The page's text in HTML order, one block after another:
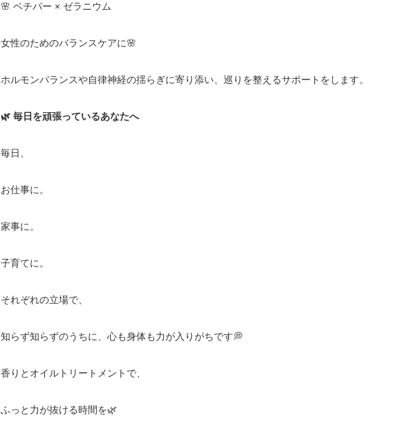
🌸 ベチパー × ゼラニウム
女性のためのバランスケアに🌸
ホルモンバランスや自律神経の揺らぎに寄り添い、巡りを整えるサポートをします。
🌿 毎日を頑張っているあなたへ
毎日、
お仕事に。
家事に。
子育てに。
それぞれの立場で、
知らず知らずのうちに、心も身体も力が入りがちです💭
香りとオイルトリートメントで、
ふっと力が抜ける時間を🌿